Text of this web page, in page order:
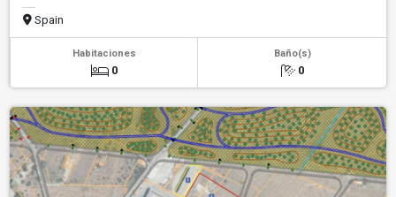
Spain
Habitaciones
0
Baño(s)
0